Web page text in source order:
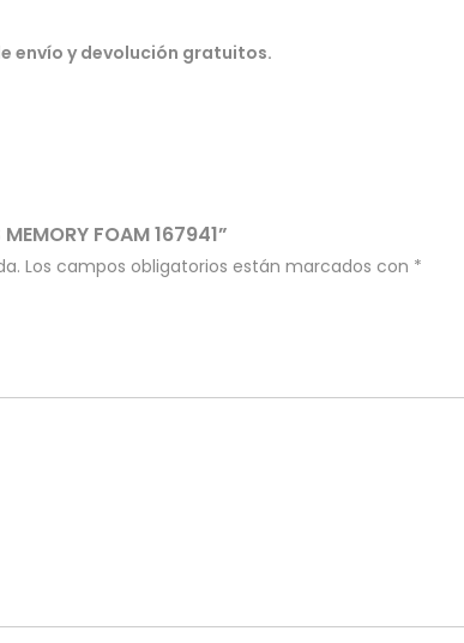
envío y devolución gratuitos.
MEMORY FOAM 167941”
Los campos obligatorios están marcados con *